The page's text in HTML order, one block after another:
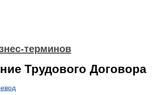
терминов
Трудового Договора